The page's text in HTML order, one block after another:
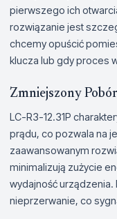
pierwszego ich
rozwiązanie jest
chcemy opuścić
klucza lub gdy proces
Zmniejszony
LC-R3-12.31P
prądu, co pozwala na
zaawansowanym
minimalizują zużycie
wydajność
nieprzerwanie, co